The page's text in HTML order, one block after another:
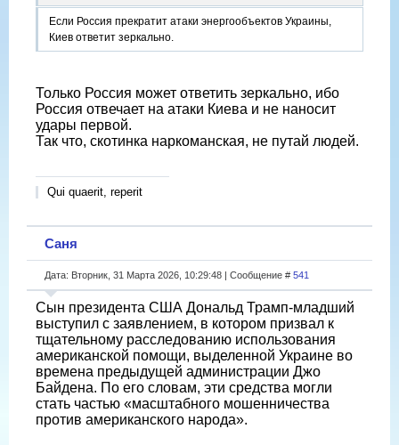
Если Россия прекратит атаки энергообъектов Украины,
Киев ответит зеркально.
Только Россия может ответить зеркально, ибо
Россия отвечает на атаки Киева и не наносит
удары первой.
Так что, скотинка наркоманская, не путай людей.
Qui quaerit, reperit
Саня
Дата: Вторник, 31 Марта 2026, 10:29:48 | Сообщение # 541
Сын президента США Дональд Трамп-младший
выступил с заявлением, в котором призвал к
тщательному расследованию использования
американской помощи, выделенной Украине во
времена предыдущей администрации Джо
Байдена. По его словам, эти средства могли
стать частью «масштабного мошенничества
против американского народа».